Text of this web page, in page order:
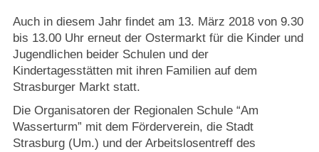
Auch in diesem Jahr findet am 13. März 2018 von 9.30
bis 13.00 Uhr erneut der Ostermarkt für die Kinder und
Jugendlichen beider Schulen und der
Kindertagesstätten mit ihren Familien auf dem
Strasburger Markt statt.
Die Organisatoren der Regionalen Schule “Am
Wasserturm” mit dem Förderverein, die Stadt
Strasburg (Um.) und der Arbeitslosentreff des